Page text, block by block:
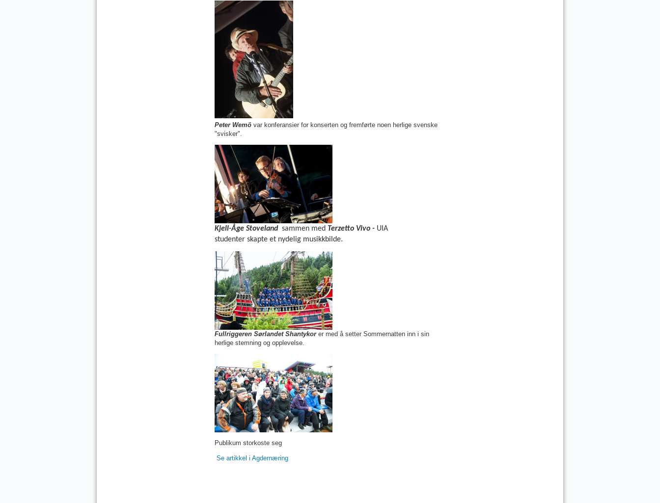
Peter Wemö var konferansier for konserten og fremførte noen herlige svenske
"svisker".
Kjell-Åge Stovelandsammen med Terzetto Vivo - UIA
studenter skapte et nydelig musikkbilde.
Fullriggeren Sørlandet Shantykorer med å setter Sommernatten inn i sin
herlige stemning og opplevelse.
Publikum storkoste seg
Se artikkel i Agdernæring